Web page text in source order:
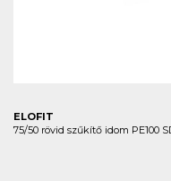
ELOFIT
75/50 rövid szűkítő idom PE100